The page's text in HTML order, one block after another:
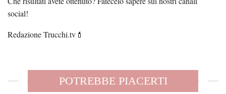
social!
Redazione Trucchi.tv💄
POTREBBE PIACERTI